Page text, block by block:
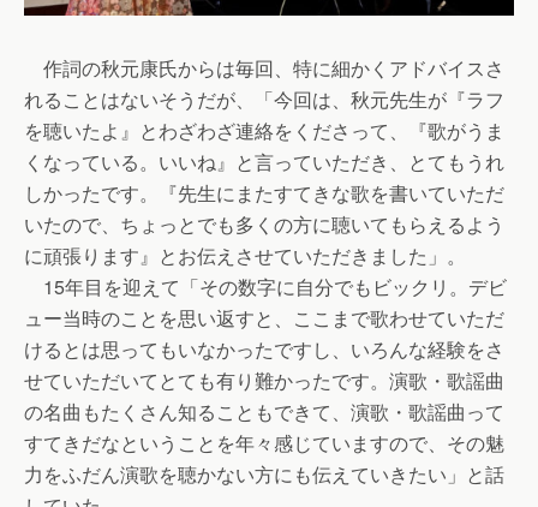
作詞の秋元康氏からは毎回、特に細かくアドバイスさ
れることはないそうだが、「今回は、秋元先生が『ラフ
を聴いたよ』とわざわざ連絡をくださって、『歌がうま
くなっている。いいね』と言っていただき、とてもうれ
しかったです。『先生にまたすてきな歌を書いていただ
いたので、ちょっとでも多くの方に聴いてもらえるよう
に頑張ります』とお伝えさせていただきました」。
15年目を迎えて「その数字に自分でもビックリ。デビ
ュー当時のことを思い返すと、ここまで歌わせていただ
けるとは思ってもいなかったですし、いろんな経験をさ
せていただいてとても有り難かったです。演歌・歌謡曲
の名曲もたくさん知ることもできて、演歌・歌謡曲って
すてきだなということを年々感じていますので、その魅
力をふだん演歌を聴かない方にも伝えていきたい」と話